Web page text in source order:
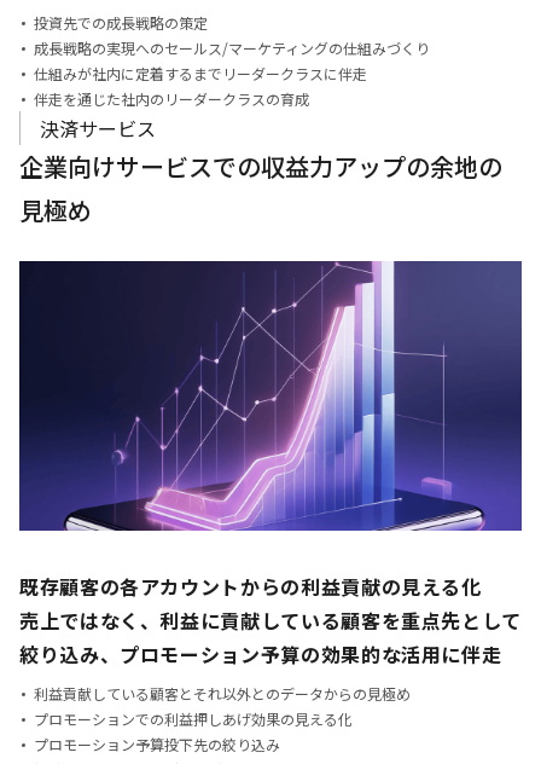
投資先での成長戦略の策定
成長戦略の実現へのセールス/マーケティングの仕組みづくり
仕組みが社内に定着するまでリーダークラスに伴走
伴走を通じた社内のリーダークラスの育成
決済サービス
企業向けサービスでの収益力アップの余地の
見極め
既存顧客の各アカウントからの利益貢献の見える化
売上ではなく、利益に貢献している顧客を重点先として
絞り込み、 プロモーション予算の効果的な活用に伴走
利益貢献している顧客とそれ以外とのデータからの見極め
プロモーションでの利益押しあげ効果の見える化
プロモーション予算投下先の絞り込み